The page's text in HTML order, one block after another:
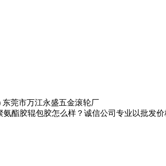
东莞市万江永盛五金滚轮厂
酯胶辊包胶怎么样？诚信公司专业以批发